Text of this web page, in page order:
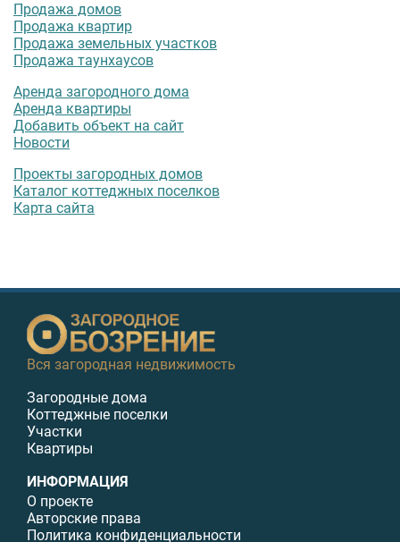
Продажа домов
Продажа квартир
Продажа земельных участков
Продажа таунхаусов
Аренда загородного дома
Аренда квартиры
Добавить объект на сайт
Новости
Проекты загородных домов
Каталог коттеджных поселков
Карта сайта
Вся загородная недвижимость
Загородные дома
Коттеджные поселки
Участки
Квартиры
ИНФОРМАЦИЯ
О проекте
Авторские права
Политика конфиденциальности